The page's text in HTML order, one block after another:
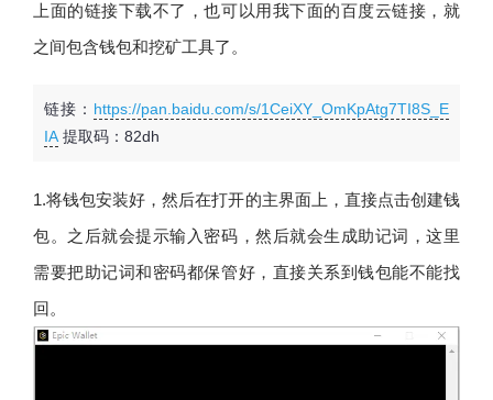
上面的链接下载不了，也可以用我下面的百度云链接，就
之间包含钱包和挖矿工具了。
链接： https://pan.baidu.com/s/1CeiXY_OmKpAtg7TI8S_E
IA 提取码：82dh
1.将钱包安装好，然后在打开的主界面上，直接点击创建钱
包。之后就会提示输入密码，然后就会生成助记词，这里
需要把助记词和密码都保管好，直接关系到钱包能不能找
回。